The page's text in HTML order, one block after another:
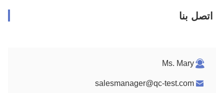
اتصل بنا
Ms. Mary
salesmanager@qc-test.com